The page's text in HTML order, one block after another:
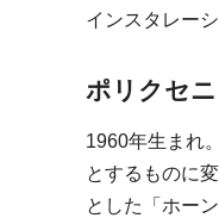
インスタレー
ポリクセ
1960年生まれ
とするものに
とした「ホー